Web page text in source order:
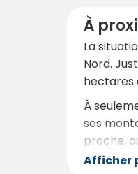
À
La
Nord.
hectares
À
ses
proche,
Envie de
Afficher